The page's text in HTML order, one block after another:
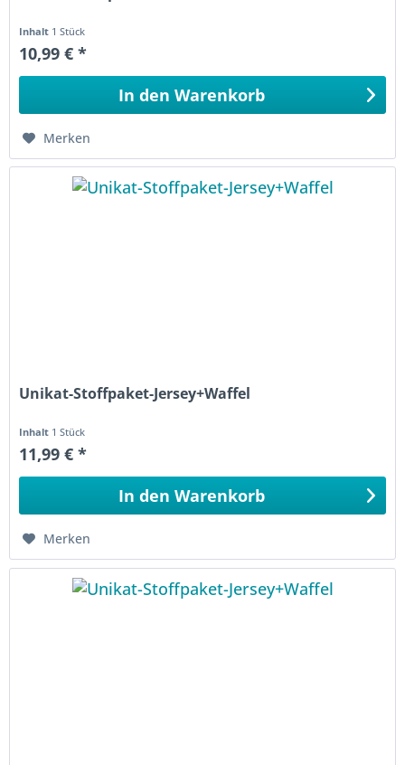
Inhalt 1 Stück
10,99 € *
In den Warenkorb
Merken
Unikat-Stoffpaket-Jersey+Waffel
Inhalt 1 Stück
11,99 € *
In den Warenkorb
Merken